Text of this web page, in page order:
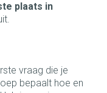
plaats in
vraag die je
bepaalt hoe en